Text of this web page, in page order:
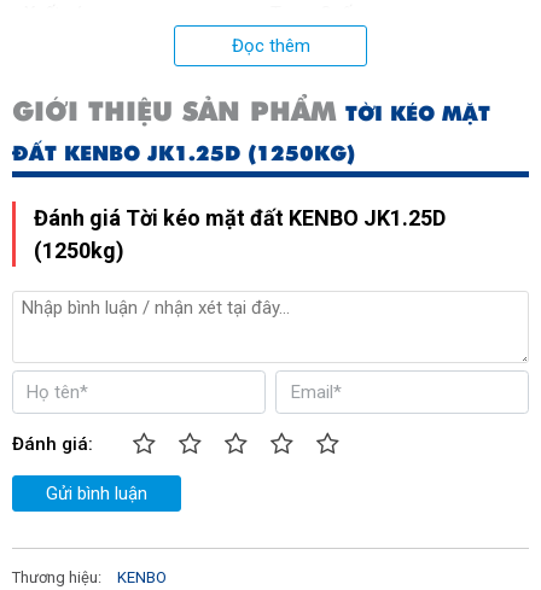
380 V
Công suất 7.5KW
Đọc thêm
GIỚI THIỆU SẢN PHẨM TỜI KÉO MẶT
ĐẤT KENBO JK1.25D (1250KG)
Đánh giá Tời kéo mặt đất KENBO JK1.25D
(1250kg)
Đánh giá:
Gửi bình luận
Thương hiệu:
KENBO